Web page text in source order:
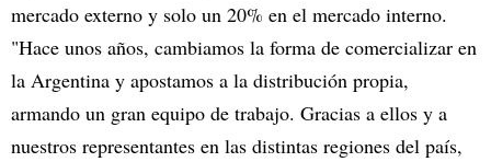
mercado externo y solo un 20% en el mercado interno.
"Hace unos años, cambiamos la forma de comercializar en
la Argentina y apostamos a la distribución propia,
armando un gran equipo de trabajo. Gracias a ellos y a
nuestros representantes en las distintas regiones del país,